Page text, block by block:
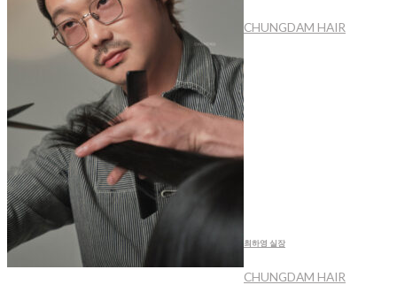
CHUNGDAM HAIR
최하영 실장
CHUNGDAM HAIR